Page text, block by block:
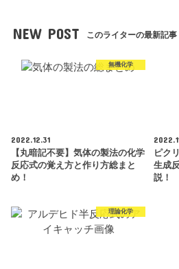
NEW POST このライターの最新記事
無機化学
2022.12.31
【丸暗記不要】気体の製法の化学
反応式の覚え方と作り方総まと
め！
ピク
生成
説！
理論化学